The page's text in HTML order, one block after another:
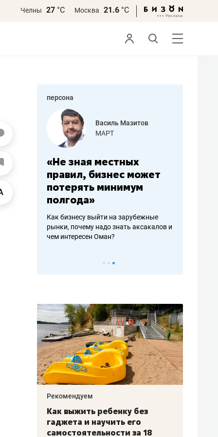
Челны 27 °С Москва 21.6 °С
персона
работа
Василь Мазитов
МАРТ
«Не зная местных
правил, бизнес может
потерять минимум
полгода»
Как бизнесу выйти на зарубежные
рынки, почему надо знать аксакалов и
чем интересен Оман?
Рекомендуем
Как выжить ребенку без
гаджета и научить его
самостоятельности за 18